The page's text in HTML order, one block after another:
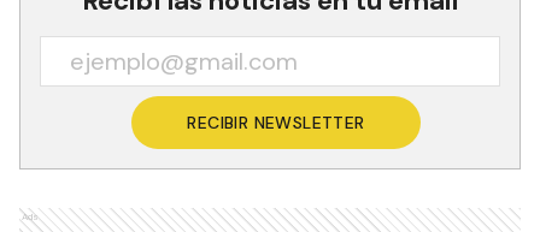
RECIBIR NEWSLETTER
Ads